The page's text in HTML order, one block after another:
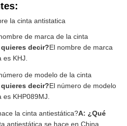
la cinta antistatica
de marca de la cinta
decir?El nombre de marca
KHJ.
de modelo de la cinta
decir?El número de modelo
KHP089MJ.
la cinta antiestática?A: ¿Qué
antiestática se hace en China.